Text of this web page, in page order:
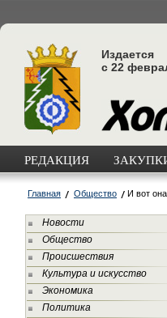
Издается
с 22
РЕДАКЦИЯ
Главная Общество И вот
Новости
Общество
Происшествия
Культура и искусство
Экономика
Политика